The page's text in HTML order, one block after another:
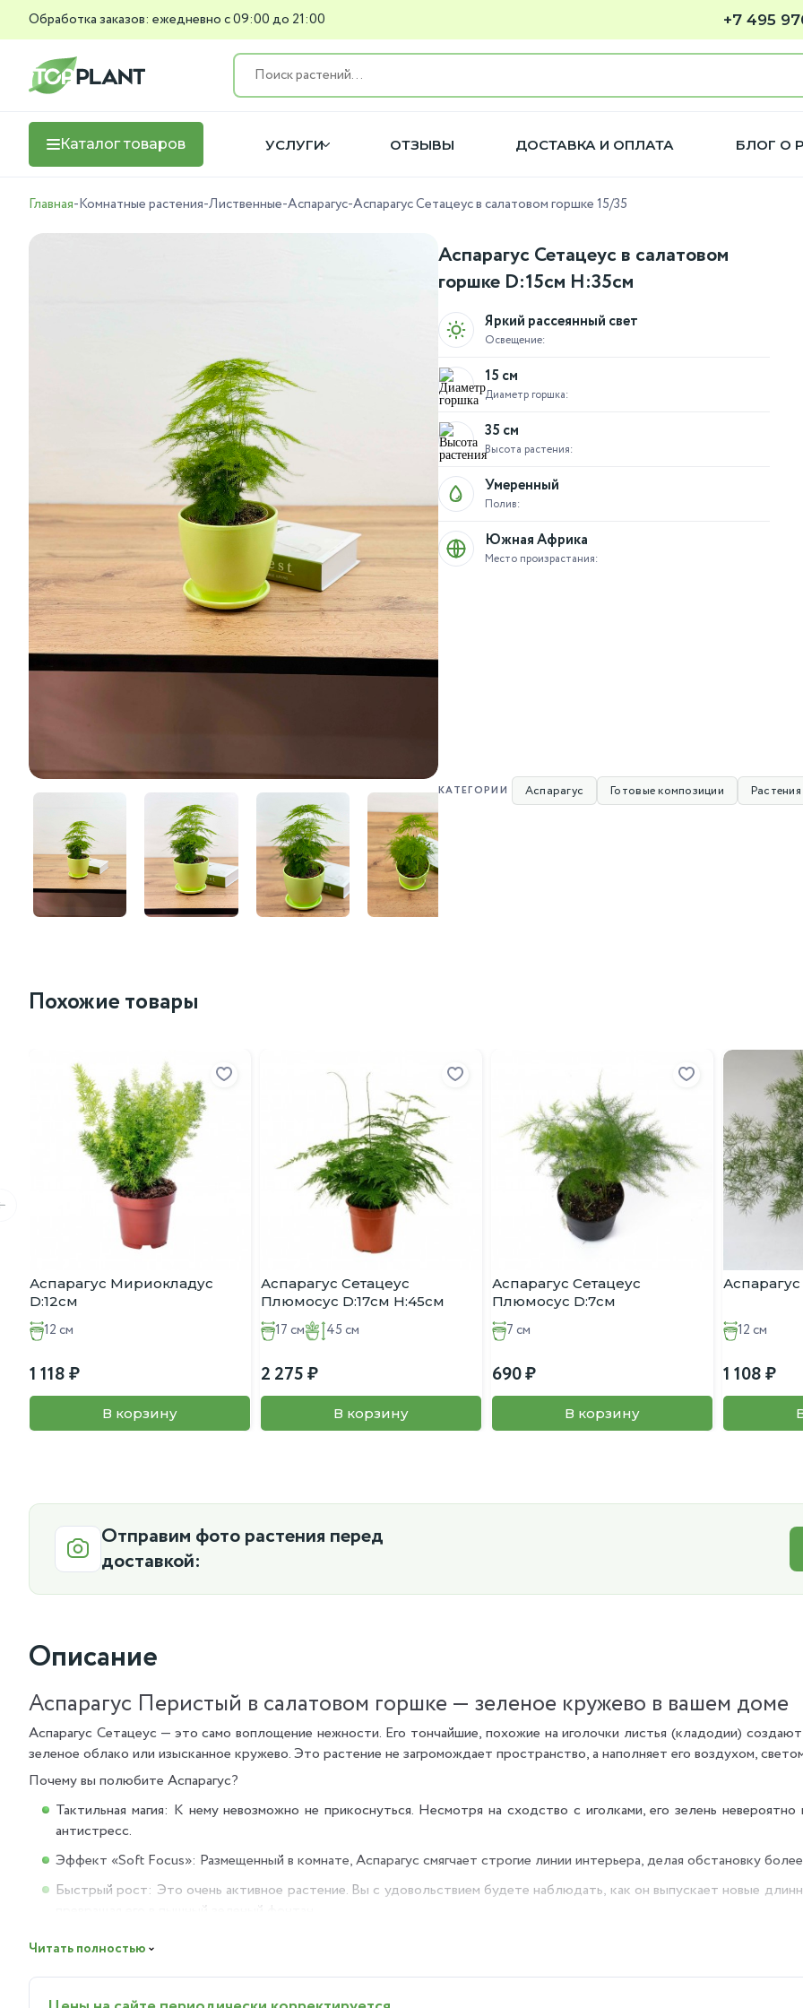
Обработка заказов: ежедневно с 09:00 до 21:00 +7 495
Каталог товаров УСЛУГИ ОТЗЫВЫ ДОСТАВКА И ОПЛАТА БЛОГ О
Главная-Комнатные растения-Лиственные-Аспарагус-Аспарагус Сетацеус в салатовом горшке 15/35
Аспарагус Сетацеус в салатовом
горшке D:15см H:35см
Освещение:
Яркий рассеянный свет
Диаметр горшка:
15 см
Высота растения:
35 см
Полив:
Умеренный
Место произрастания:
Южная Африка
КАТЕГОРИИ Аспарагус Готовые композиции
Похожие товары
Аспарагус Мириокладус
D:12см
12 см
1 118
В корзину
Аспарагус Сетацеус
Плюмосус D:17см H:45см
17 см 45 см
2 275
В корзину
Аспарагус Сетацеус
Плюмосус D:7см
7 см
690
В корзину
12 см
1 108
Отправим фото растения перед
доставкой:
Описание
Аспарагус Перистый в салатовом горшке — зеленое кружево в вашем доме
Аспарагус Сетацеус — это само воплощение нежности. Его тончайшие, похожие на иголочки листья (кладодии)
зеленое облако или изысканное кружево. Это растение не загромождает пространство, а наполняет его воздухом,
Почему вы полюбите Аспарагус?
Тактильная магия: К нему невозможно не прикоснуться. Несмотря на сходство с иголками, его зелень
антистресс.
Эффект «Soft Focus»: Размещенный в комнате, Аспарагус смягчает строгие линии интерьера, делая обстановку
Быстрый рост: Это очень активное растение. Вы с удовольствием будете наблюдать, как он выпускает новые
Куда идеально подойдет?
В ванную комнату с окном (влажный воздух — его стихия!).
Читать полностью